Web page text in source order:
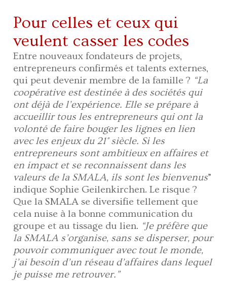
Pour celles et ceux qui
veulent casser les codes
Entre nouveaux fondateurs de projets,
entrepreneurs confirmés et talents externes,
qui peut devenir membre de la famille ? “La
coopérative est destinée à des sociétés qui
ont déjà de l’expérience. Elle se prépare à
accueillir tous les entrepreneurs qui ont la
volonté de faire bouger les lignes en lien
avec les enjeux du 21° siècle. Si les
entrepreneurs sont ambitieux en affaires et
en impact et se reconnaissent dans les
valeurs de la SMALA, ils sont les bienvenus”
indique Sophie Geilenkirchen. Le risque ?
Que la SMALA se diversifie tellement que
cela nuise à la bonne communication du
groupe et au tissage du lien. “Je préfère que
la SMALA s’organise, sans se disperser, pour
pouvoir communiquer avec tout le monde,
j’ai besoin d’un réseau d’affaires dans lequel
je puisse me retrouver.”